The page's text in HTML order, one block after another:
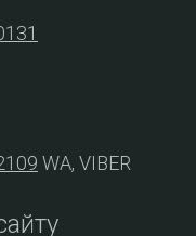
WA, VIBER